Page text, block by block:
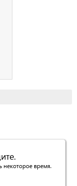
некоторое время.